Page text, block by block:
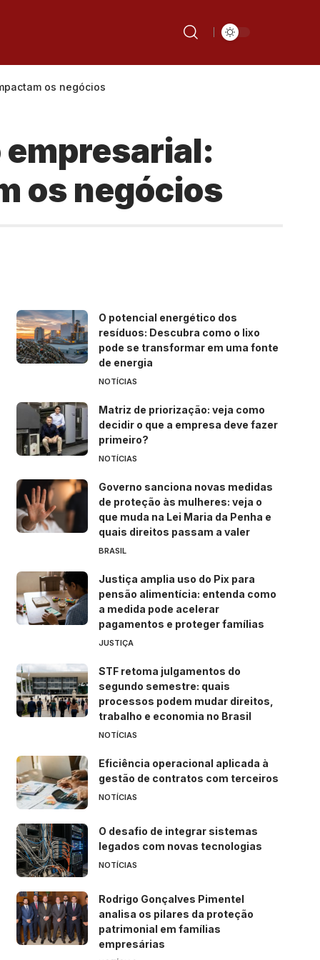
os negócios
os negócios
O potencial energético dos
resíduos: Descubra como o lixo
pode se transformar em uma fonte
de energia
NOTÍCIAS
Matriz de priorização: veja como
decidir o que a empresa deve fazer
primeiro?
NOTÍCIAS
Governo sanciona novas medidas
de proteção às mulheres: veja o
que muda na Lei Maria da Penha e
quais direitos passam a valer
BRASIL
Justiça amplia uso do Pix para
pensão alimentícia: entenda como
a medida pode acelerar
pagamentos e proteger famílias
JUSTIÇA
STF retoma julgamentos do
segundo semestre: quais
processos podem mudar direitos,
trabalho e economia no Brasil
NOTÍCIAS
Eficiência operacional aplicada à
gestão de contratos com terceiros
NOTÍCIAS
O desafio de integrar sistemas
legados com novas tecnologias
NOTÍCIAS
Rodrigo Gonçalves Pimentel
analisa os pilares da proteção
patrimonial em famílias
empresárias